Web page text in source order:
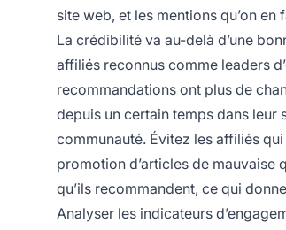
site web, et les mentions qu’on
La crédibilité va au-delà d’une
affiliés reconnus comme leaders
recommandations ont plus de
depuis un certain temps dans leur
communauté. Évitez les affiliés
promotion d’articles de mauvaise
qu’ils recommandent, ce qui
Analyser les indicateurs